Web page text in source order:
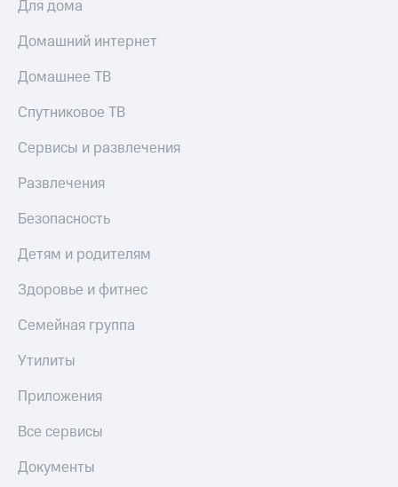
Для дома
Домашний интернет
Домашнее ТВ
Спутниковое ТВ
Сервисы и развлечения
Развлечения
Безопасность
Детям и родителям
Здоровье и фитнес
Семейная группа
Утилиты
Приложения
Все сервисы
Документы